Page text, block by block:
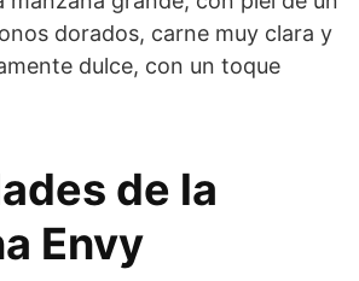
dorados, carne muy clara y
dulce, con un toque
de la
Envy